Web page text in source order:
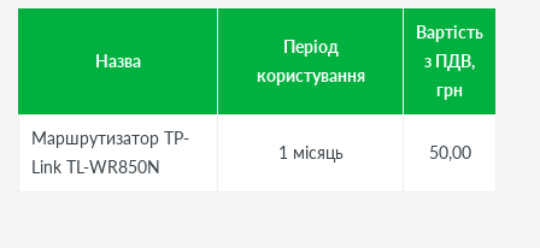
Назва
Період
користування
Вартість
з ПДВ,
грн
Маршрутизатор TP-
Link TL-WR850N
1 місяць 50,00